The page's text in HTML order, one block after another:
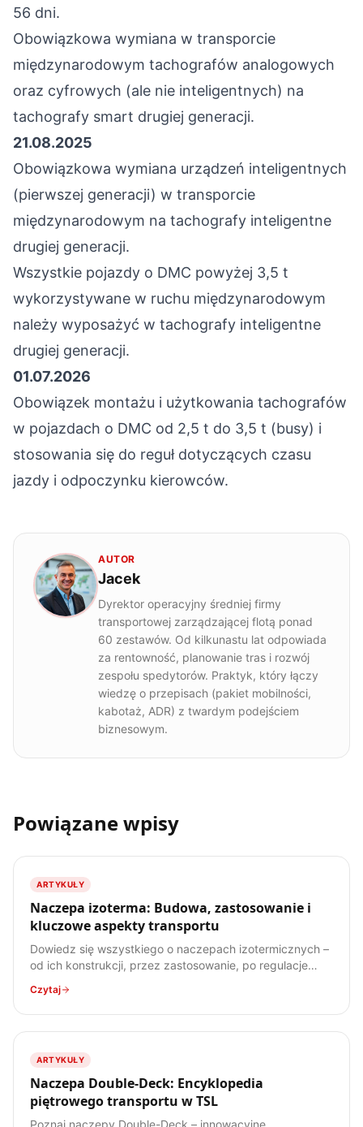
56 dni.
Obowiązkowa wymiana w transporcie
międzynarodowym tachografów analogowych
oraz cyfrowych (ale nie inteligentnych) na
tachografy smart drugiej generacji.
21.08.2025
Obowiązkowa wymiana urządzeń inteligentnych
(pierwszej generacji) w transporcie
międzynarodowym na tachografy inteligentne
drugiej generacji.
Wszystkie pojazdy o DMC powyżej 3,5 t
wykorzystywane w ruchu międzynarodowym
należy wyposażyć w tachografy inteligentne
drugiej generacji.
01.07.2026
Obowiązek montażu i użytkowania tachografów
w pojazdach o DMC od 2,5 t do 3,5 t (busy) i
stosowania się do reguł dotyczących czasu
jazdy i odpoczynku kierowców.
AUTOR
Jacek
Dyrektor operacyjny średniej firmy
transportowej zarządzającej flotą ponad
60 zestawów. Od kilkunastu lat odpowiada
za rentowność, planowanie tras i rozwój
zespołu spedytorów. Praktyk, który łączy
wiedzę o przepisach (pakiet mobilności,
kabotaż, ADR) z twardym podejściem
biznesowym.
Powiązane wpisy
ARTYKUŁY
Naczepa izoterma: Budowa, zastosowanie i
kluczowe aspekty transportu
Dowiedz się wszystkiego o naczepach izotermicznych –
od ich konstrukcji, przez zastosowanie, po regulacje
wrażliwych na temperaturę.
Czytaj
ARTYKUŁY
Naczepa Double-Deck: Encyklopedia
piętrowego transportu w TSL
Poznaj naczepy Double-Deck – innowacyjne